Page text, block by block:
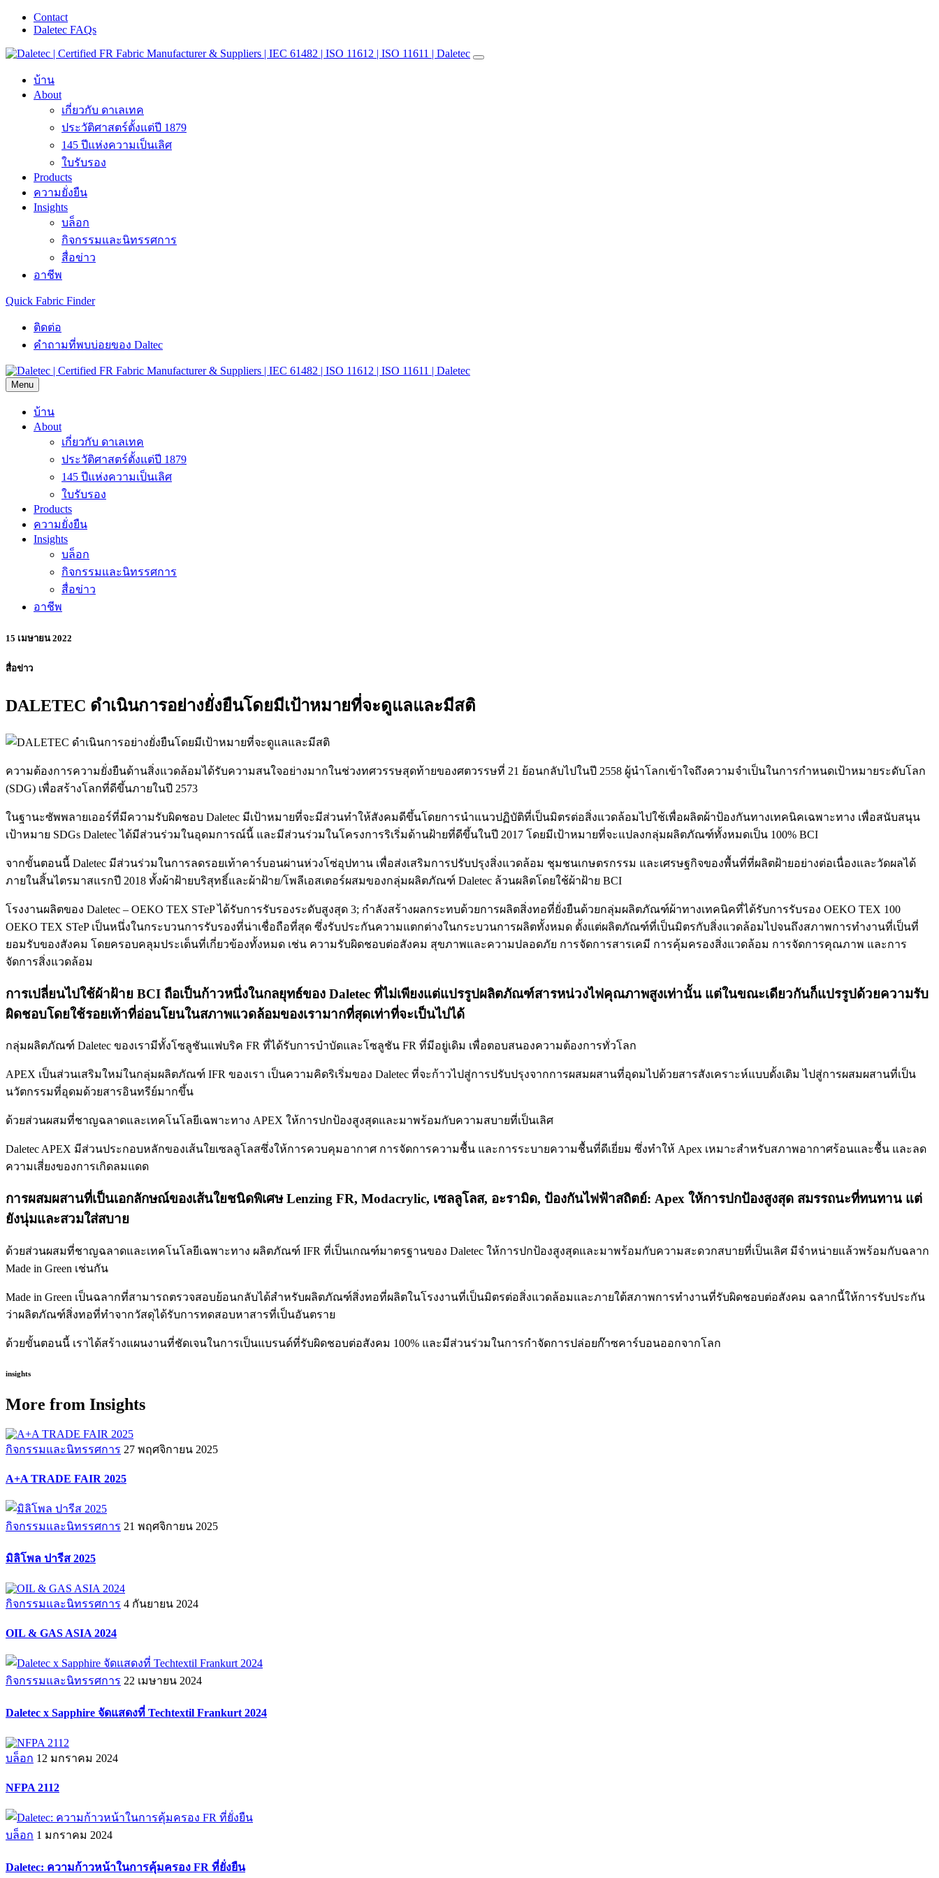
Contact
Daletec FAQs
บ้าน
About
เกี่ยวกับ ดาเลเทค
ประวัติศาสตร์ตั้งแต่ปี 1879
145 ปีแห่งความเป็นเลิศ
ใบรับรอง
Products
ความยั่งยืน
Insights
บล็อก
กิจกรรมและนิทรรศการ
สื่อข่าว
อาชีพ
Quick Fabric Finder
ติดต่อ
คำถามที่พบบ่อยของ Daltec
Menu
บ้าน
About
เกี่ยวกับ ดาเลเทค
ประวัติศาสตร์ตั้งแต่ปี 1879
145 ปีแห่งความเป็นเลิศ
ใบรับรอง
Products
ความยั่งยืน
Insights
บล็อก
กิจกรรมและนิทรรศการ
สื่อข่าว
อาชีพ
15 เมษายน 2022
สื่อข่าว
DALETEC ดำเนินการอย่างยั่งยืนโดยมีเป้าหมายที่จะดูแลและมีสติ
ความต้องการความยั่งยืนด้านสิ่งแวดล้อมได้รับความสนใจอย่างมากในช่วงทศวรรษสุดท้ายของศตวรรษที่ 21 ย้อนกลับไปในปี 2558 ผู้นำโลกเข้าใจถึงความจำเป็นในการกำหนดเป้าหมายระดับโลก
(SDG) เพื่อสร้างโลกที่ดีขึ้นภายในปี 2573
ในฐานะซัพพลายเออร์ที่มีความรับผิดชอบ Daletec มีเป้าหมายที่จะมีส่วนทำให้สังคมดีขึ้นโดยการนำแนวปฏิบัติที่เป็นมิตรต่อสิ่งแวดล้อมไปใช้เพื่อผลิตผ้าป้องกันทางเทคนิคเฉพาะทาง เพื่อสนับสนุน
เป้าหมาย SDGs Daletec ได้มีส่วนร่วมในอุดมการณ์นี้ และมีส่วนร่วมในโครงการริเริ่มด้านฝ้ายที่ดีขึ้นในปี 2017 โดยมีเป้าหมายที่จะแปลงกลุ่มผลิตภัณฑ์ทั้งหมดเป็น 100% BCI
จากขั้นตอนนี้ Daletec มีส่วนร่วมในการลดรอยเท้าคาร์บอนผ่านห่วงโซ่อุปทาน เพื่อส่งเสริมการปรับปรุงสิ่งแวดล้อม ชุมชนเกษตรกรรม และเศรษฐกิจของพื้นที่ที่ผลิตฝ้ายอย่างต่อเนื่องและวัดผลได้
ภายในสิ้นไตรมาสแรกปี 2018 ทั้งผ้าฝ้ายบริสุทธิ์และผ้าฝ้าย/โพลีเอสเตอร์ผสมของกลุ่มผลิตภัณฑ์ Daletec ล้วนผลิตโดยใช้ผ้าฝ้าย BCI
โรงงานผลิตของ Daletec – OEKO TEX STeP ได้รับการรับรองระดับสูงสุด 3; กำลังสร้างผลกระทบด้วยการผลิตสิ่งทอที่ยั่งยืนด้วยกลุ่มผลิตภัณฑ์ผ้าทางเทคนิคที่ได้รับการรับรอง OEKO TEX 100
OEKO TEX STeP เป็นหนึ่งในกระบวนการรับรองที่น่าเชื่อถือที่สุด ซึ่งรับประกันความแตกต่างในกระบวนการผลิตทั้งหมด ตั้งแต่ผลิตภัณฑ์ที่เป็นมิตรกับสิ่งแวดล้อมไปจนถึงสภาพการทำงานที่เป็นที่
ยอมรับของสังคม โดยครอบคลุมประเด็นที่เกี่ยวข้องทั้งหมด เช่น ความรับผิดชอบต่อสังคม สุขภาพและความปลอดภัย การจัดการสารเคมี การคุ้มครองสิ่งแวดล้อม การจัดการคุณภาพ และการ
จัดการสิ่งแวดล้อม
การเปลี่ยนไปใช้ผ้าฝ้าย BCI ถือเป็นก้าวหนึ่งในกลยุทธ์ของ Daletec ที่ไม่เพียงแต่แปรรูปผลิตภัณฑ์สารหน่วงไฟคุณภาพสูงเท่านั้น แต่ในขณะเดียวกันก็แปรรูปด้วยความรับ
ผิดชอบโดยใช้รอยเท้าที่อ่อนโยนในสภาพแวดล้อมของเรามากที่สุดเท่าที่จะเป็นไปได้
กลุ่มผลิตภัณฑ์ Daletec ของเรามีทั้งโซลูชันแฟบริค FR ที่ได้รับการบำบัดและโซลูชัน FR ที่มีอยู่เดิม เพื่อตอบสนองความต้องการทั่วโลก
APEX เป็นส่วนเสริมใหม่ในกลุ่มผลิตภัณฑ์ IFR ของเรา เป็นความคิดริเริ่มของ Daletec ที่จะก้าวไปสู่การปรับปรุงจากการผสมผสานที่อุดมไปด้วยสารสังเคราะห์แบบดั้งเดิม ไปสู่การผสมผสานที่เป็น
นวัตกรรมที่อุดมด้วยสารอินทรีย์มากขึ้น
ด้วยส่วนผสมที่ชาญฉลาดและเทคโนโลยีเฉพาะทาง APEX ให้การปกป้องสูงสุดและมาพร้อมกับความสบายที่เป็นเลิศ
Daletec APEX มีส่วนประกอบหลักของเส้นใยเซลลูโลสซึ่งให้การควบคุมอากาศ การจัดการความชื้น และการระบายความชื้นที่ดีเยี่ยม ซึ่งทำให้ Apex เหมาะสำหรับสภาพอากาศร้อนและชื้น และลด
ความเสี่ยงของการเกิดลมแดด
การผสมผสานที่เป็นเอกลักษณ์ของเส้นใยชนิดพิเศษ Lenzing FR, Modacrylic, เซลลูโลส, อะรามิด, ป้องกันไฟฟ้าสถิตย์: Apex ให้การปกป้องสูงสุด สมรรถนะที่ทนทาน แต่
ยังนุ่มและสวมใส่สบาย
ด้วยส่วนผสมที่ชาญฉลาดและเทคโนโลยีเฉพาะทาง ผลิตภัณฑ์ IFR ที่เป็นเกณฑ์มาตรฐานของ Daletec ให้การปกป้องสูงสุดและมาพร้อมกับความสะดวกสบายที่เป็นเลิศ มีจำหน่ายแล้วพร้อมกับฉลาก
Made in Green เช่นกัน
Made in Green เป็นฉลากที่สามารถตรวจสอบย้อนกลับได้สำหรับผลิตภัณฑ์สิ่งทอที่ผลิตในโรงงานที่เป็นมิตรต่อสิ่งแวดล้อมและภายใต้สภาพการทำงานที่รับผิดชอบต่อสังคม ฉลากนี้ให้การรับประกัน
ว่าผลิตภัณฑ์สิ่งทอที่ทำจากวัสดุได้รับการทดสอบหาสารที่เป็นอันตราย
ด้วยขั้นตอนนี้ เราได้สร้างแผนงานที่ชัดเจนในการเป็นแบรนด์ที่รับผิดชอบต่อสังคม 100% และมีส่วนร่วมในการกำจัดการปล่อยก๊าซคาร์บอนออกจากโลก
insights
More from Insights
กิจกรรมและนิทรรศการ 27 พฤศจิกายน 2025
A+A TRADE FAIR 2025
กิจกรรมและนิทรรศการ 21 พฤศจิกายน 2025
มิลิโพล ปารีส 2025
กิจกรรมและนิทรรศการ 4 กันยายน 2024
OIL & GAS ASIA 2024
กิจกรรมและนิทรรศการ 22 เมษายน 2024
Daletec x Sapphire จัดแสดงที่ Techtextil Frankurt 2024
บล็อก 12 มกราคม 2024
NFPA 2112
บล็อก 1 มกราคม 2024
Daletec: ความก้าวหน้าในการคุ้มครอง FR ที่ยั่งยืน